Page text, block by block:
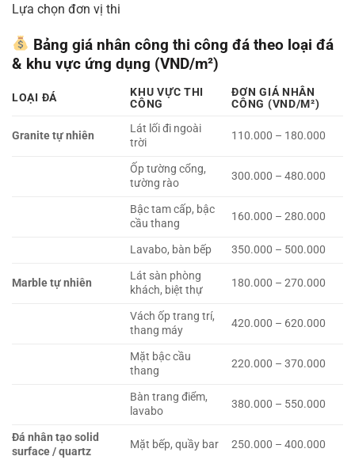
Lựa chọn đơn vị thi
Bảng giá nhân công thi công đá theo loại đá
& khu vực ứng dụng (VND/m²)
LOẠI ĐÁ
KHU VỰC THI
CÔNG
ĐƠN GIÁ NHÂN
CÔNG (VND/M²)
Granite tự nhiên
Lát lối đi ngoài
trời
110.000 – 180.000
Ốp tường cổng,
tường rào
300.000 – 480.000
Bậc tam cấp, bậc
cầu thang
160.000 – 280.000
Lavabo, bàn bếp 350.000 – 500.000
Marble tự nhiên
Lát sàn phòng
khách, biệt thự
180.000 – 270.000
Vách ốp trang trí,
thang máy
420.000 – 620.000
Mặt bậc cầu
thang
220.000 – 370.000
Bàn trang điểm,
lavabo
380.000 – 550.000
Đá nhân tạo solid
surface / quartz
Mặt bếp, quầy bar 250.000 – 400.000